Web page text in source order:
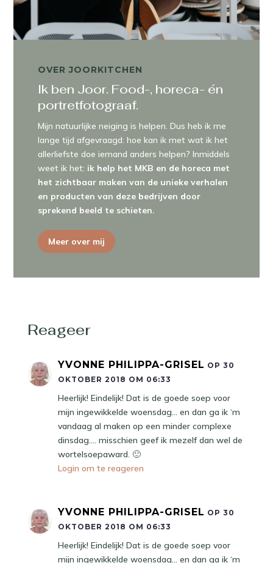
OVER JOORKITCHEN
Ik ben Joor. Food-, horeca- én
portretfotograaf.
Mijn natuurlijke neiging is helpen. Dus heb ik me
lange tijd afgevraagd: hoe kan ik met wat ik het
allerliefste doe iemand anders helpen? Inmiddels
weet ik het: ik help het MKB en de horeca met
het zichtbaar maken van de unieke verhalen
en producten van deze bedrijven door
sprekend beeld te schieten.
Meer over mij
Reageer
YVONNE PHILIPPA-GRISEL OP 30
OKTOBER 2018 OM 06:33
Heerlijk! Eindelijk! Dat is de goede soep voor
mijn ingewikkelde woensdag… en dan ga ik ‘m
vandaag al maken op een minder complexe
dinsdag…. misschien geef ik mezelf dan wel de
wortelsoepaward. 🙂
Login om te reageren
YVONNE PHILIPPA-GRISEL OP 30
OKTOBER 2018 OM 06:33
Heerlijk! Eindelijk! Dat is de goede soep voor
mijn ingewikkelde woensdag… en dan ga ik ‘m